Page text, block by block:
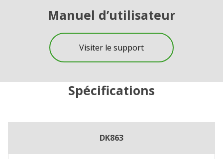
Manuel d’utilisateur
Visiter le support
Spécifications
DK863